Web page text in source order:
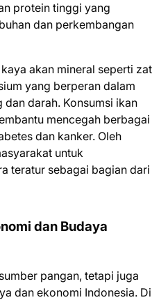
protein tinggi yang
dan perkembangan
akan mineral seperti zat
yang berperan dalam
dan darah. Konsumsi ikan
mencegah berbagai
dan kanker. Oleh
untuk
teratur sebagai bagian dari
dan Budaya
pangan, tetapi juga
dan ekonomi Indonesia. Di